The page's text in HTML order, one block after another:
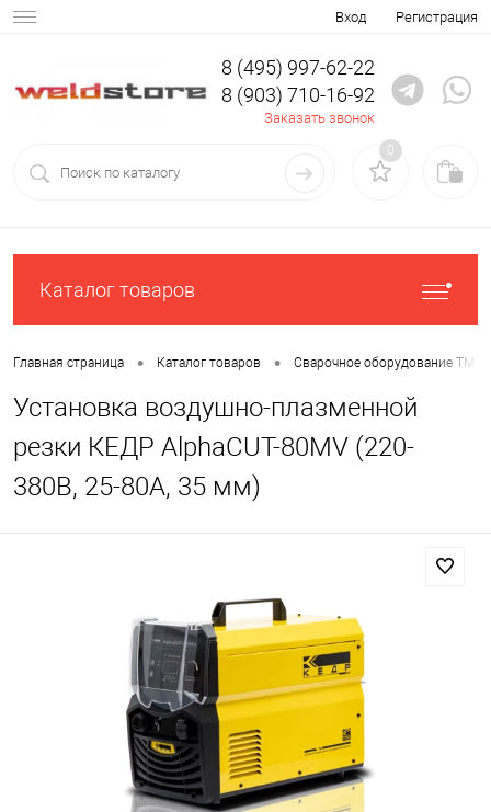
Вход Регистрация
8 (495) 997-62-22
8 (903) 710-16-92
Заказать звонок
0
Каталог товаров
Главная страница • Каталог товаров • Сварочное оборудование ТМ
Установка воздушно-плазменной
резки КЕДР AlphaCUT-80MV (220-
380В, 25-80А, 35 мм)